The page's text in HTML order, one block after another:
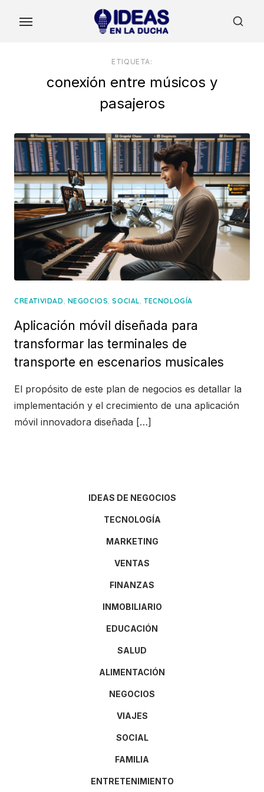
ETIQUETA:
conexión entre músicos y
pasajeros
CREATIVIDAD, NEGOCIOS,SOCIAL,TECNOLOGÍA
Aplicación móvil diseñada para
transformar las terminales de
transporte en escenarios musicales
El propósito de este plan de negocios es detallar la
implementación y el crecimiento de una aplicación
móvil innovadora diseñada […]
IDEAS DE NEGOCIOS
TECNOLOGÍA
MARKETING
VENTAS
FINANZAS
INMOBILIARIO
EDUCACIÓN
SALUD
ALIMENTACIÓN
NEGOCIOS
VIAJES
SOCIAL
FAMILIA
ENTRETENIMIENTO